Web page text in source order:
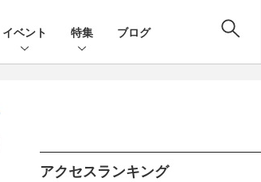
イベント 特集 ブログ
アクセスランキング